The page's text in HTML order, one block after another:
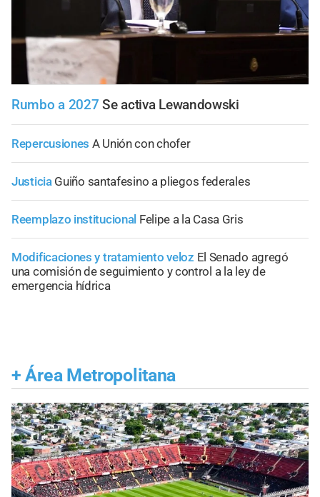
Rumbo a 2027 Se activa Lewandowski
Repercusiones A Unión con chofer
Justicia Guiño santafesino a pliegos federales
Reemplazo institucional Felipe a la Casa Gris
Modificaciones y tratamiento veloz El Senado agregó
una comisión de seguimiento y control a la ley de
emergencia hídrica
+ Área Metropolitana